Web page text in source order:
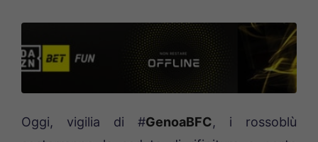
Oggi, vigilia di #GenoaBFC, i rossoblù